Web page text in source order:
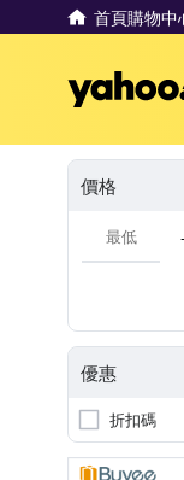
首頁購物中
價格
-
優惠
折扣碼